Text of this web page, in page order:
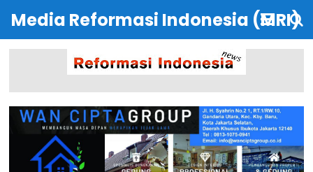
Media Reformasi Indonesia (MRI)